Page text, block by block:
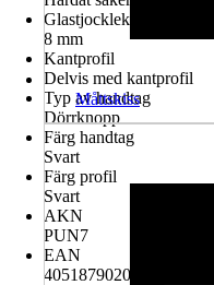
Glastjocklek
8 mm
Kantprofil
Delvis med kantprofil
Typ av handtag
Dörrknopp
Färg handtag
Svart
Färg profil
Svart
AKN
PUN7
EAN
4051879020244
Måttskiss